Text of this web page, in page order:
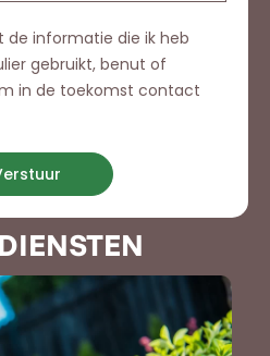
de informatie die ik heb
gebruikt, benut of
in de toekomst contact